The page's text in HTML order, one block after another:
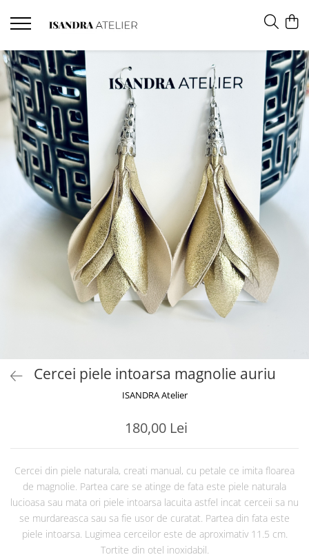
Cercei piele intoarsa magnolie auriu
ISANDRA Atelier
180,00 Lei
Cercei din piele naturala, creati manual, cu petale ce imita floarea
de magnolie. Partea care se atinge de fata este piele naturala
lucioasa sau mata ori piele intoarsa lacuita astfel incat cerceii sa nu
se murdareasca sau sa fie usor de curatat. Partea din fata este
piele intoarsa. Lugimea cerceilor este de aproximativ 11.5 cm.
Tortite din otel inoxidabil.